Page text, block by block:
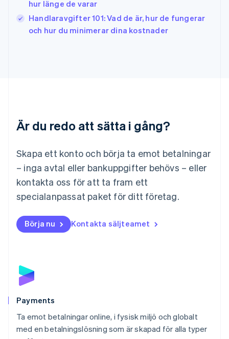
hur länge de varar
Handlaravgifter 101: Vad de är, hur de fungerar
och hur du minimerar dina kostnader
Är du redo att sätta i gång?
Skapa ett konto och börja ta emot betalningar
– inga avtal eller bankuppgifter behövs – eller
kontakta oss för att ta fram ett
specialanpassat paket för ditt företag.
Börja nu Kontakta säljteamet
Payments
Ta emot betalningar online, i fysisk miljö och globalt
med en betalningslösning som är skapad för alla typer
English Français
Kroatien
EnglishItaliano
Malaysia
English
Mexiko
Nederländerna
NederlandsEnglish
English
Nya Zeeland
Portugal
Português
English
DeutschFrançaisItalianoEnglish
Singapore